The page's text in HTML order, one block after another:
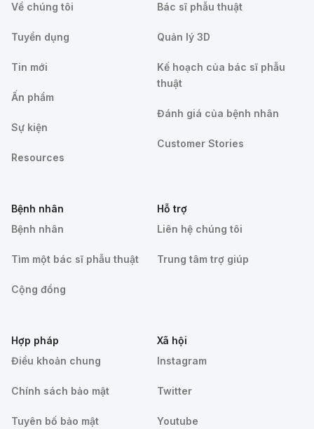
Về chúng tôi
Tuyển dụng
Tin mới
Ấn phẩm
Sự kiện
Resources
Bác sĩ phẫu thuật
Quản lý 3D
Kế hoạch của bác sĩ phẫu
thuật
Đánh giá của bệnh nhân
Customer Stories
Bệnh nhân
Bệnh nhân
Tìm một bác sĩ phẫu thuật
Cộng đồng
Hỗ trợ
Liên hệ chúng tôi
Trung tâm trợ giúp
Hợp pháp
Điều khoản chung
Chính sách bảo mật
Tuyên bố bảo mật
Xã hội
Instagram
Twitter
Youtube